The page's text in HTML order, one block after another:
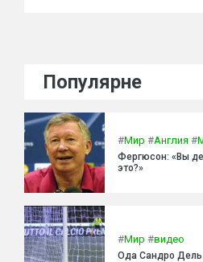
Популярне
#Мир #Англия #
Фергюсон: «Вы
это?»
#Мир #видео
Ода Сандро Дель